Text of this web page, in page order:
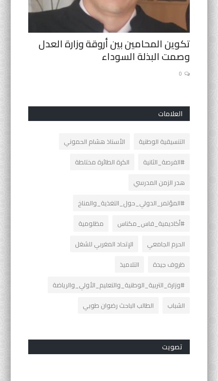
تكوين المحامين بين أروقة وزارة العدل
وصمت البذلة السوداء
0
العلامات
التنسيقية الوطنية
الأسناذ هشام الحموني
#الفرصة_الثانية
الكرة الطائرة مختلطة
هدر الزمن المدرسي
#المؤتمر_الدولي_حول_التغذية_والمناخ
#أكاديمية_فاس_مكناس
مظلومية
الحرم الجامعي
الإتحاد المغربي للشغل
ظروف جيدة
التلاميذ
#وزارة_التربية_الوطنية_والتعليم_الأولي_والرياضة
الشباب
الطالب الباحث رضوان طوبي
تصويت